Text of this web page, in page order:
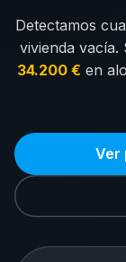
Detectamos
vivienda
34.200 € en
Ver